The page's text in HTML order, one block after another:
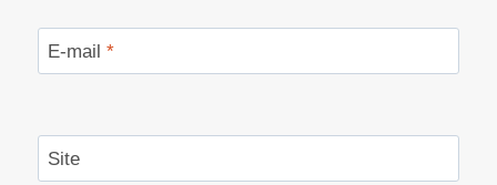
E-mail *
Site